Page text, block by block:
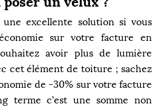
excellente solution si vous
sur votre facture en
avoir plus de lumière
cet élément de toiture ; sachez
de -30% sur votre facture
terme c’est une somme non